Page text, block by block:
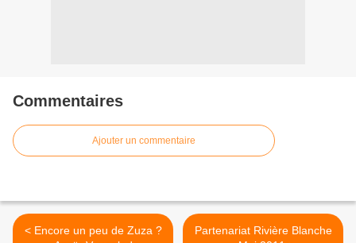
Commentaires
Ajouter un commentaire
< Encore un peu de Zuza ?
Partenariat Rivière Blanche